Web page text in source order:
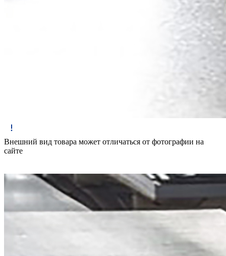
Внешний вид товара может отличаться от фотографии на
сайте